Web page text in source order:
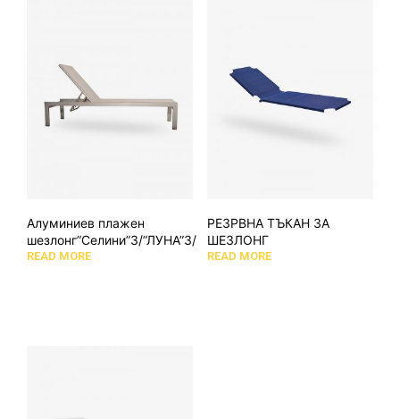
Алуминиев плажен
шезлонг”Селини”3/”ЛУНА”3/
READ MORE
РЕЗРВНА ТЪКАН ЗА
ШЕЗЛОНГ
READ MORE